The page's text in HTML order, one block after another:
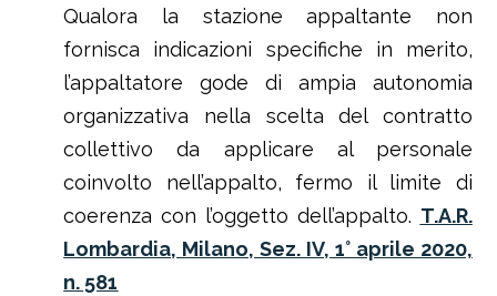
Qualora la stazione appaltante non
fornisca indicazioni specifiche in merito,
l’appaltatore gode di ampia autonomia
organizzativa nella scelta del contratto
collettivo da applicare al personale
coinvolto nell’appalto, fermo il limite di
coerenza con l’oggetto dell’appalto. T.A.R.
Lombardia, Milano, Sez. IV, 1° aprile 2020,
n. 581